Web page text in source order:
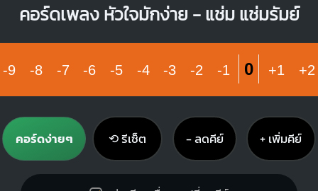
คอร์ดเพลง หัวใจมักง่าย - แช่ม แช่มรัมย์
-9 -8 -7 -6 -5 -4 -3 -2 -1 0 +1 +2
คอร์ดง่ายๆ ⟲ รีเซ็ต − ลดคีย์ + เพิ่มคีย์